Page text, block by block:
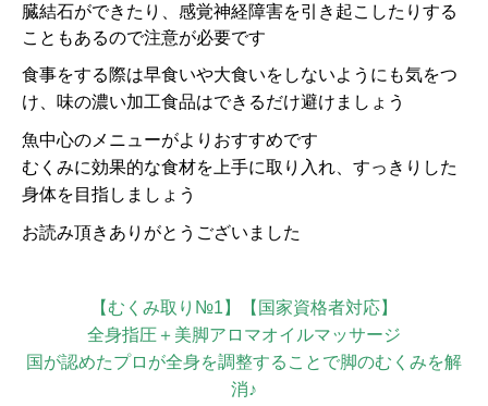
臓結石ができたり、感覚神経障害を引き起こしたりする
こともあるので注意が必要です
食事をする際は早食いや大食いをしないようにも気をつ
け、味の濃い加工食品はできるだけ避けましょう
魚中心のメニューがよりおすすめです
むくみに効果的な食材を上手に取り入れ、すっきりした
身体を目指しましょう
お読み頂きありがとうございました
【むくみ取り№1】【国家資格者対応】
全身指圧＋美脚アロマオイルマッサージ
国が認めたプロが全身を調整することで脚のむくみを解
消♪